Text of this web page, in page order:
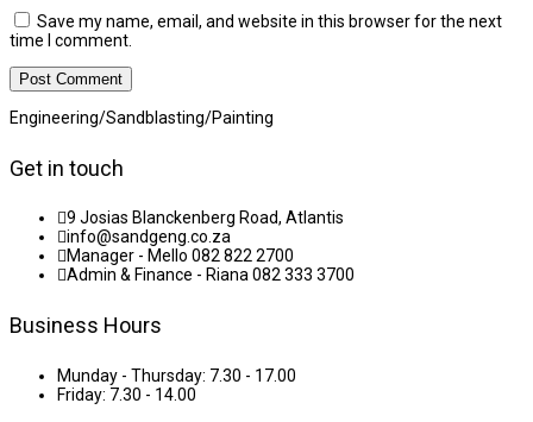
Save my name, email, and website in this browser for the next
time I comment.
Engineering/Sandblasting/Painting
Get in touch
9 Josias Blanckenberg Road, Atlantis
info@sandgeng.co.za
Manager - Mello 082 822 2700
Admin & Finance - Riana 082 333 3700
Business Hours
Munday - Thursday: 7.30 - 17.00
Friday: 7.30 - 14.00